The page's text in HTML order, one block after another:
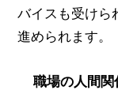
バイスも受けら
進められます。
職場の人間